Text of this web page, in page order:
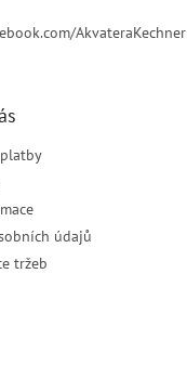
AkvateraKechner
údajů
tržeb